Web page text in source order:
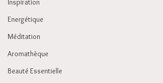
Inspiration
Energétique
Méditation
Aromathèque
Beauté Essentielle